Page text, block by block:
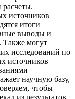
расчеты.
источников
итоги
выводы и
Также могут
исследований по
источников
научную базу,
чтобы